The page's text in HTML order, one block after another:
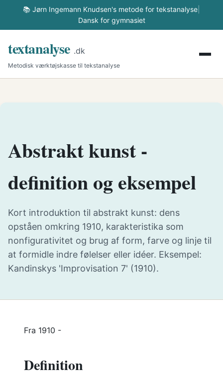
📚 Jørn Ingemann Knudsen's metode for tekstanalyse
Dansk for gymnasiet
textanalyse .dk
Metodisk værktøjskasse til tekstanalyse
Abstrakt kunst -
definition og eksempel
Kort introduktion til abstrakt kunst: dens
opståen omkring 1910, karakteristika som
nonfigurativitet og brug af form, farve og linje til
at formidle indre følelser eller idéer. Eksempel:
Kandinskys 'Improvisation 7' (1910).
Fra 1910 -
Definition